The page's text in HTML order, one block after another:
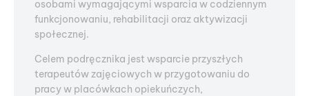
osobami wymagającymi wsparcia w codziennym
funkcjonowaniu, rehabilitacji oraz aktywizacji
społecznej.
Celem podręcznika jest wsparcie przyszłych
terapeutów zajęciowych w przygotowaniu do
pracy w placówkach opiekuńczych,